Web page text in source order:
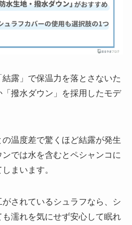
露」で保温力を落とさないた
撥水ダウン」を採用したモデ
温度差で驚くほど結露が発生
では水を含むとペシャンコに
まいます。
されているシュラフなら、シ
濡れを気にせず安心して眠れ